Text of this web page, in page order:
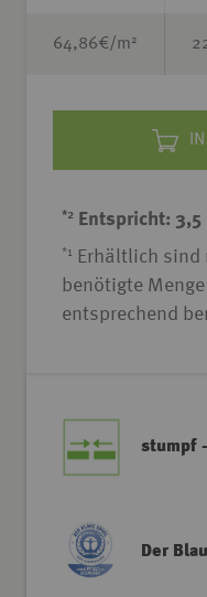
64,86€/m 2
*2 Entspricht: 3,5
*1
Erhältlich sind
benötigte
entsprechend
stumpf
Der